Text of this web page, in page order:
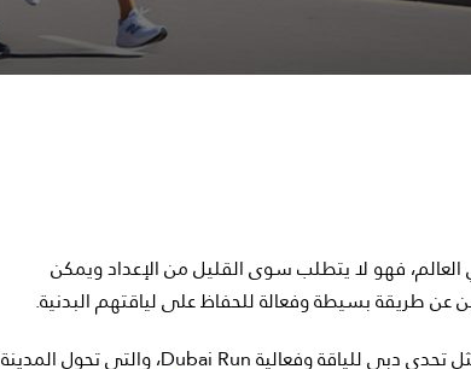
العالم، فهو لا يتطلب سوى القليل من الإعداد ويمكن
عن طريقة بسيطة وفعالة للحفاظ على لياقتهم البدنية.
تحدي دبي للياقة وفعاليةDubai Run، والتي تحول المدينة